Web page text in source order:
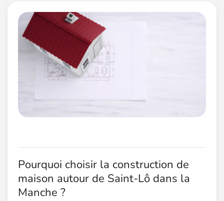
Pourquoi choisir la construction de
maison autour de Saint-Lô dans la
Manche ?